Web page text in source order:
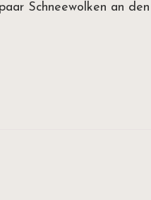
Schneewolken an den